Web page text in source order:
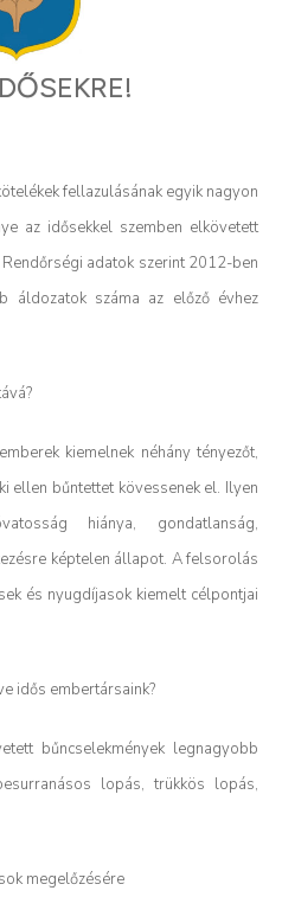
fellazulásának egyik nagyon
az idősekkel szemben elkövetett
adatok szerint 2012-ben
áldozatok száma az előző évhez
kiemelnek néhány tényezőt,
ellen bűntettet kövessenek el. Ilyen
hiánya, gondatlanság,
képtelen állapot. A felsorolás
és nyugdíjasok kiemelt célpontjai
idős embertársaink?
bűncselekmények legnagyobb
lopás, trükkös lopás,
megelőzésére